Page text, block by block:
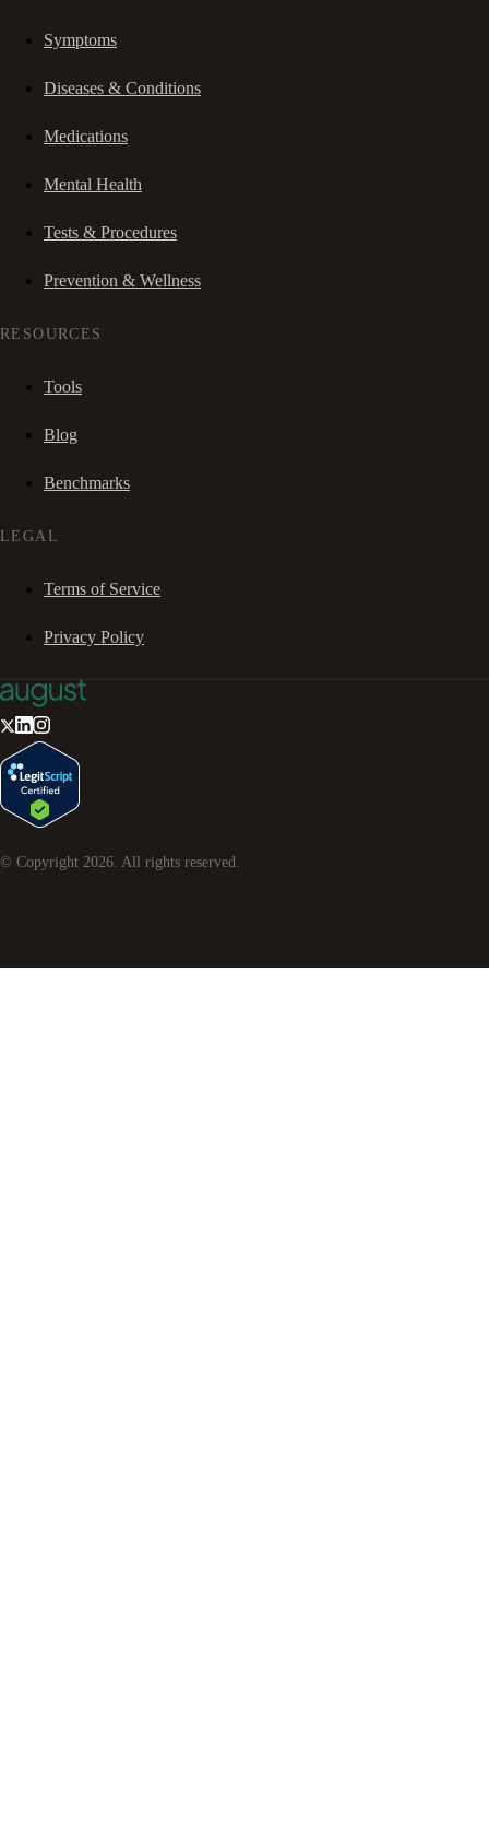
Symptoms
Diseases & Conditions
Medications
Mental Health
Tests & Procedures
Prevention & Wellness
RESOURCES
Tools
Blog
Benchmarks
LEGAL
Terms of Service
Privacy Policy
© Copyright 2026. All rights reserved.